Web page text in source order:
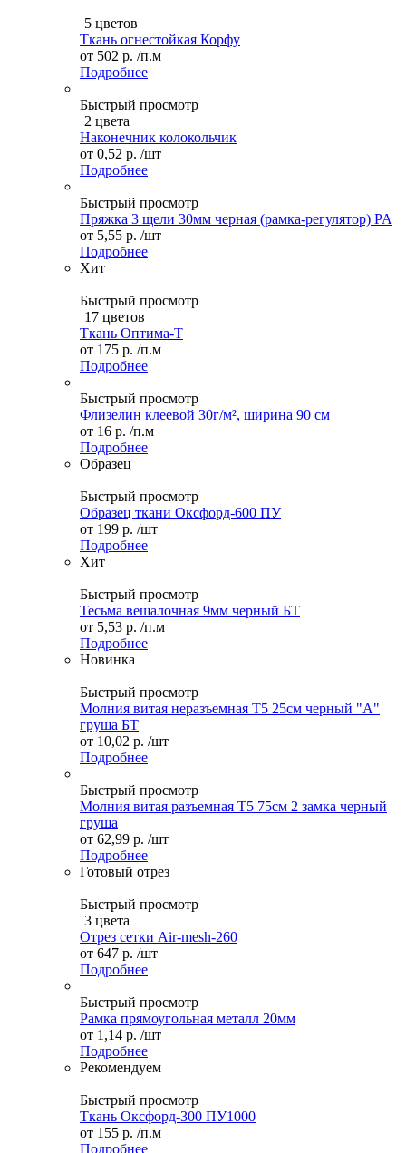
5 цветов
Ткань огнестойкая Корфу
от 502 р. /п.м
Подробнее
Быстрый просмотр
2 цвета
Наконечник колокольчик
от 0,52 р. /шт
Подробнее
Быстрый просмотр
Пряжка 3 щели 30мм черная (рамка-регулятор) PA
от 5,55 р. /шт
Подробнее
Хит
Быстрый просмотр
17 цветов
Ткань Оптима-Т
от 175 р. /п.м
Подробнее
Быстрый просмотр
Флизелин клеевой 30г/м², ширина 90 см
от 16 р. /п.м
Подробнее
Образец
Быстрый просмотр
Образец ткани Оксфорд-600 ПУ
от 199 р. /шт
Подробнее
Хит
Быстрый просмотр
Тесьма вешалочная 9мм черный БТ
от 5,53 р. /п.м
Подробнее
Новинка
Быстрый просмотр
Молния витая неразъемная Т5 25см черный "А"
груша БТ
от 10,02 р. /шт
Подробнее
Быстрый просмотр
Молния витая разъемная Т5 75см 2 замка черный
груша
от 62,99 р. /шт
Подробнее
Готовый отрез
Быстрый просмотр
3 цвета
Отрез сетки Air-mesh-260
от 647 р. /шт
Подробнее
Быстрый просмотр
Рамка прямоугольная металл 20мм
от 1,14 р. /шт
Подробнее
Рекомендуем
Быстрый просмотр
Ткань Оксфорд-300 ПУ1000
от 155 р. /п.м
Подробнее